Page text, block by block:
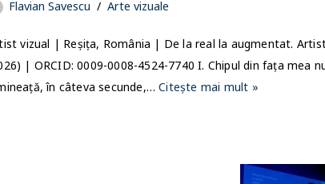
Flavian Savescu Arte vizuale
vizual | Reșița, România | De la real la augmentat.
| ORCID: 0009-0008-4524-7740 I. Chipul din fața mea
în câteva secunde,…Citește mai mult »